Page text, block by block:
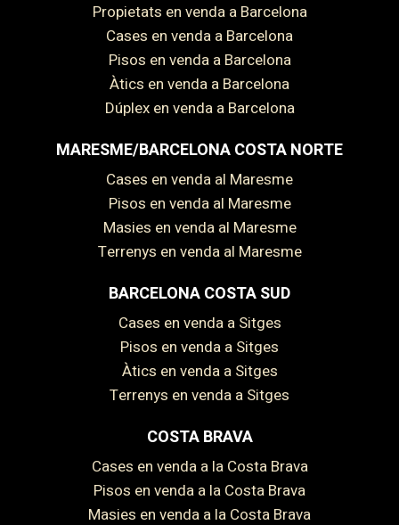
Propietats en venda a Barcelona
Cases en venda a Barcelona
Pisos en venda a Barcelona
Àtics en venda a Barcelona
Dúplex en venda a Barcelona
MARESME/BARCELONA COSTA NORTE
Cases en venda al Maresme
Pisos en venda al Maresme
Masies en venda al Maresme
Terrenys en venda al Maresme
BARCELONA COSTA SUD
Cases en venda a Sitges
Pisos en venda a Sitges
Àtics en venda a Sitges
Terrenys en venda a Sitges
COSTA BRAVA
Cases en venda a la Costa Brava
Pisos en venda a la Costa Brava
Masies en venda a la Costa Brava